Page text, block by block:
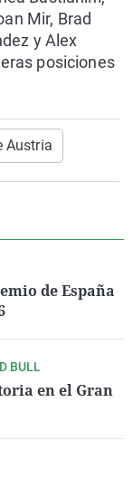
Mir, Brad
y Alex
posiciones
Austria
de España
BULL
en el Gran